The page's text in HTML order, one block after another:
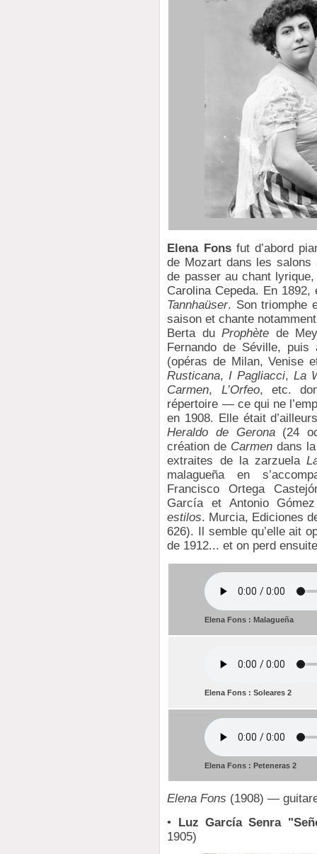
Elena Fonsfut d’abord
de Mozart dans les salons
de passer au chant
Carolina Cepeda. En
Tannhaüser. Son triomphe
saison et chante
Berta duProphète de
Fernando de Séville,
(opéras de Milan, Venise
Rusticana, I Pagliacci,La
Carmen, L’Orfeo, etc.
répertoire — ce qui ne
en 1908. Elle était
Heraldo de Gerona(24
création de Carmen dans
extraites de la zarzuela
malagueña en
Francisco Ortega
García et Antonio
estilos. Murcia, Ediciones
626). Il semble qu’elle ait
de 1912... et on perd
Elena Fons : Malagueña
Elena Fons : Soleares 2
Elena Fons : Peteneras 2
Elena Fons (1908) —
• Luz García Senra
1905)